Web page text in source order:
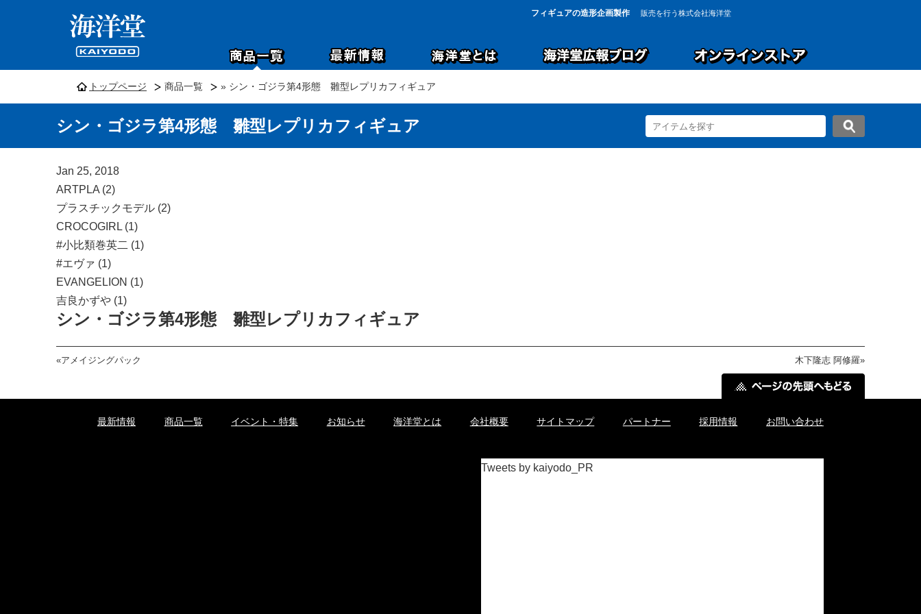
フィギュアの造形企画製作 販売を行う株式会社海洋堂
トップページ 商品一覧 » シン・ゴジラ第4形態 雛型レプリカフィギュア
シン・ゴジラ第4形態 雛型レプリカフィギュア
Jan 25, 2018
ARTPLA (2)
プラスチックモデル (2)
CROCOGIRL (1)
#小比類巻英二 (1)
#エヴァ (1)
EVANGELION (1)
吉良かずや (1)
シン・ゴジラ第4形態 雛型レプリカフィギュア
«アメイジングパック 木下隆志 阿修羅»
最新情報 商品一覧 イベント・特集 お知らせ 海洋堂とは 会社概要 サイトマップ パートナー 採用情報 お問い合わせ
Tweets by kaiyodo_PR